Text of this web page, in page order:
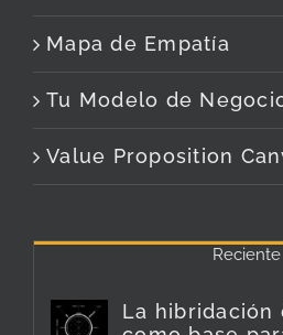
Mapa de Empatía
Tu Modelo de
Value Proposition
Reciente
La hibridación